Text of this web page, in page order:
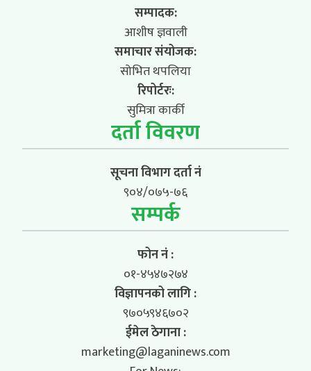
सम्पादक:
आशीष ज्ञवाली
समाचार संयोजक:
सोभित थपलिया
रिपोर्टरः:
सुमित्रा कार्की
दर्ता विवरण
सूचना विभाग दर्ता नं
९०४/०७५-७६
सम्पर्क
फोन नं :
०१-४५४७२७४
विज्ञापनको लागि :
९७०५९४६७०२
ईमेल ठेगाना :
marketing@laganinews.com